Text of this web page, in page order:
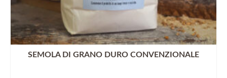
SEMOLA DI GRANO DURO CONVENZIONALE